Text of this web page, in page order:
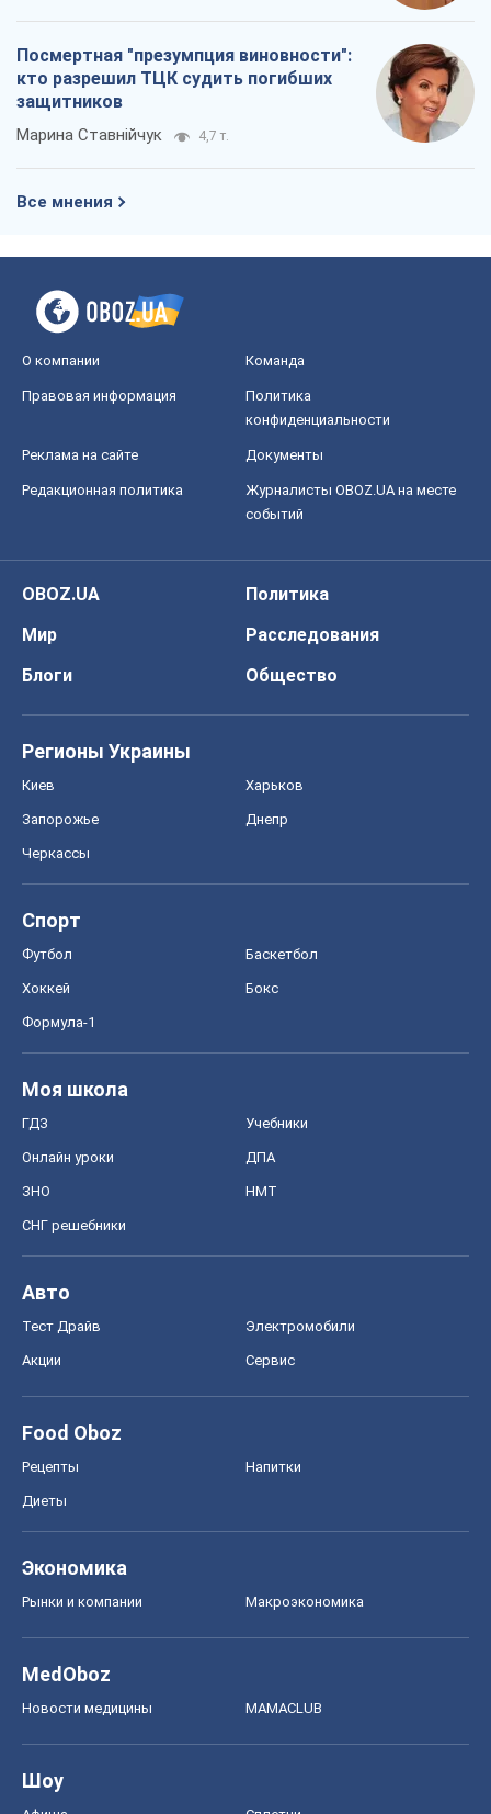
Посмертная "презумпция виновности":
кто разрешил ТЦК судить погибших
защитников
Марина Ставнійчук 4,7 т.
Все мнения
О компании Команда
Правовая информация
Политика
конфиденциальности
Реклама на сайте Документы
Редакционная политика
Журналисты OBOZ.UA на месте
событий
OBOZ.UA
Политика
Мир
Расследования
Блоги
Общество
Регионы Украины
Киев Харьков
Запорожье Днепр
Черкассы
Спорт
Футбол Баскетбол
Хоккей Бокс
Формула-1
Моя школа
ГДЗ Учебники
Онлайн уроки ДПА
ЗНО НМТ
СНГ решебники
Авто
Тест Драйв Электромобили
Акции Сервис
Food Oboz
Рецепты Напитки
Диеты
Экономика
Рынки и компании Mакроэкономика
MedOboz
Новости медицины MAMACLUB
Шоу